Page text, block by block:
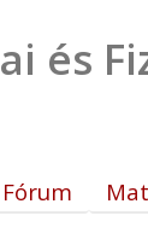
és
Fórum